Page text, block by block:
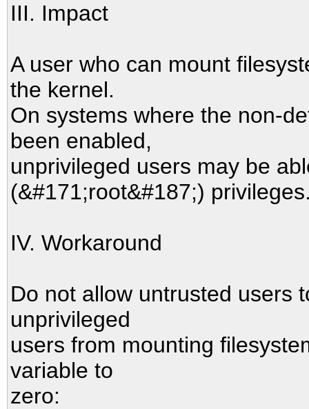
III. Impact
A user who can mount
the kernel.
On systems where the non-
been enabled,
unprivileged users may be
(&#171;root&#187;)
IV. Workaround
Do not allow untrusted users
unprivileged
users from mounting
variable to
zero: